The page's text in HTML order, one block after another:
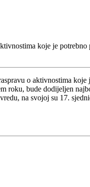
koje je
o aktivnostima
roku, bude dodijeljen
na svojoj su 17.